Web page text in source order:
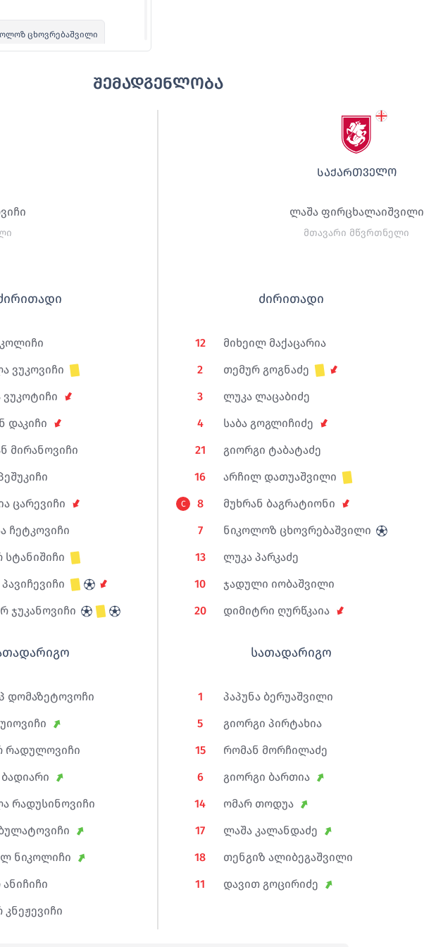
ცხოვრებაშვილი
ღურწკაია
თოდუა
კალანდაძე
ბართია
შემადგენლობა
ᲡᲐᲥᲐᲠᲗᲕᲔᲚᲝ
ლაშა ფირცხალაიშვილი
მთავარი მწვრთნელი
კოლიჩი
ვუკოვიჩი
ვუკოტიჩი
დაკიჩი
მირანოვიჩი
ცარევიჩი
ჩეტკოვიჩი
სტანიშიჩი
ჯუკანოვიჩი
დომაზეტოვოჩი
რადულოვიჩი
რადუსინოვიჩი
ნიკოლიჩი
ძირითადი
12
მიხეილ მაქაცარია
2
თემურ გოგნაძე
3
ლუკა ლაცაბიძე
4
საბა გოგლიჩიძე
21
გიორგი ტაბატაძე
16
არჩილ დათუაშვილი
C 8
მუხრან ბაგრატიონი
7
ნიკოლოზ ცხოვრებაშვილი
13
ლუკა პარკაძე
10
ჯადული იობაშვილი
20
დიმიტრი ღურწკაია
სათადარიგო
1
პაპუნა ბერუაშვილი
5
გიორგი პირტახია
15
რომან მორჩილაძე
6
გიორგი ბართია
14
ომარ თოდუა
17
ლაშა კალანდაძე
18
თენგიზ ალიბეგაშვილი
11
დავით გოცირიძე